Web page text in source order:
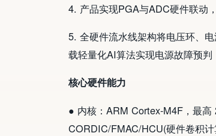
4. 产品实现PGA与ADC硬件联动
5. 全硬件流水线架构将电压环、
载轻量化AI算法实现电源故障预判
核心硬件能力
● 内核：ARM Cortex-M4F，最高
CORDIC/FMAC/HCU(硬件卷积